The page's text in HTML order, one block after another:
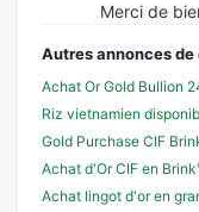
Merci de
Autres annonces
Achat Or Gold Bullion
Riz vietnamien
Gold Purchase CIF
Achat d'Or CIF en
Achat lingot d'or en